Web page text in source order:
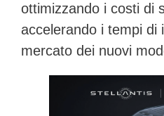
ottimizzando i costi di
accelerando i tempi di
mercato dei nuovi